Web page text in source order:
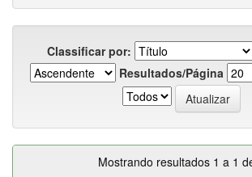
Classificar por:
Resultados/Página
Mostrando resultados 1 a 1